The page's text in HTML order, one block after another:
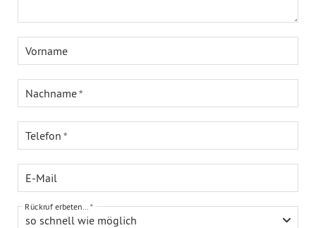
Vorname
Nachname
Telefon
E-Mail
so schnell wie möglich
Rückruf erbeten...